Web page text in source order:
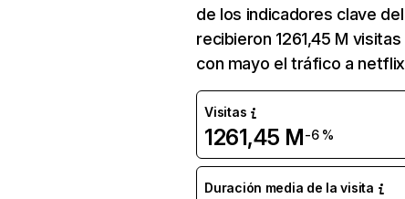
de los indicadores clave
recibieron 1261,45 M
con mayo el tráfico a
Visitas
1261,45 M-6 %
Duración media de la visita